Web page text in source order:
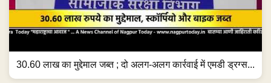
30.60 लाख का मुद्देमाल जब्त ; दो अलग-अलग कार्रवाई में एमडी ड्रग्स...